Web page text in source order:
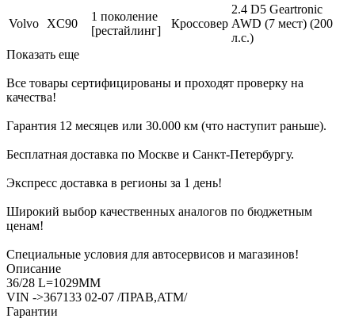
Volvo XC90
1 поколение
[рестайлинг]
Кроссовер
2.4 D5 Geartronic
AWD (7 мест) (200
л.с.)
Показать еще
Все товары сертифицированы и проходят проверку на
качества!
Гарантия 12 месяцев или 30.000 км (что наступит раньше).
Бесплатная доставка по Москве и Санкт-Петербургу.
Экспресс доставка в регионы за 1 день!
Широкий выбор качественных аналогов по бюджетным
ценам!
Специальные условия для автосервисов и магазинов!
Описание
36/28 L=1029MM
VIN ->367133 02-07 /ПРАВ,ATM/
Гарантии